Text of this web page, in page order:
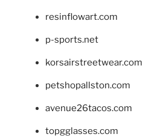
resinflowart.com
p-sports.net
korsairstreetwear.com
petshopallston.com
avenue26tacos.com
topgglasses.com